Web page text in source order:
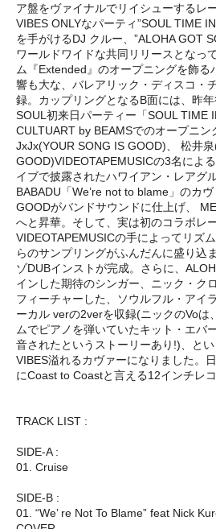
ア盤をヴァイナルでリイシューするレ
VIBES ONLYなパーティ”SOUL TIME
を手がけるDJ クルー、”ALOHA GOT
ワールドワイドな共同リリースとなっ
ム『Extended』のオープニングを飾る
響も大な、バレアリック・ディスコ・
録。カップリングとなるB面には、昨
SOUL初来日パーティー「SOUL TIME
CULTUART by BEAMSでのオープニン
JxJx(YOUR SONG IS GOOD)、 松井
GOOD)VIDEOTAPEMUSICの3名によ
イブで披露されたハワイアン・レアグ
BABADU「We’re not to blame」のカ
GOODがバンドサウンドに仕上げ、
へと昇華。そして、実は初のコラボレ
VIDEOTAPEMUSICの手によってリズ
らのサンプリングがふんだんに盛り込
ゾDUBインストが完成。さらに、
インした期待のシンガー、ニック・ク
フィーチャーした、ソウルフル・アイ
ーカル verの2verを収録(ニックのVoは
ムでピアノを弾いていたキット・エバ
音されたというストーリーあり!)、と
VIBES溢れるカヴァーになりました。
にCoast to Coastと言える12インチレコ
TRACK LIST :
SIDE-A :
01. Cruise
SIDE-B :
01. “We’ re Not To Blame” feat Nick